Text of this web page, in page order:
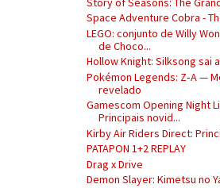
Space Adventure Cobra -
LEGO: conjunto de Willy
de Choco...
Hollow Knight: Silksong sai
Pokémon Legends: Z‑A —
revelado
Gamescom Opening Night
Principais novid...
Kirby Air Riders Direct:
PATAPON 1+2 REPLAY
Drag x Drive
Demon Slayer: Kimetsu no